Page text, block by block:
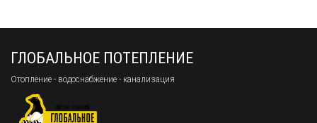
ГЛОБАЛЬНОЕ ПОТЕПЛЕНИЕ
Отопление - водоснабжение - канализация